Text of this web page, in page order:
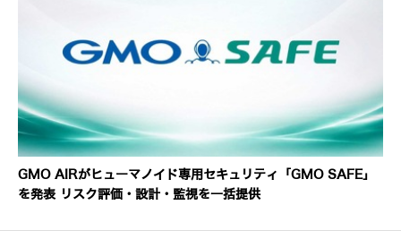
GMO AIRがヒューマノイド専用セキュリティ「GMO SAFE」
を発表 リスク評価・設計・監視を一括提供